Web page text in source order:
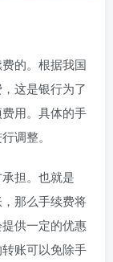
的。根据我国
这是银行为了
用。具体的手
调整。
担。也就是
那么手续费将
供一定的优惠
账可以免除手